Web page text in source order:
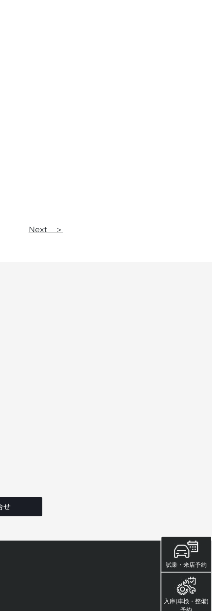
試乗・来店予約
入庫(車検・整備)
予約
Next ＞
せ